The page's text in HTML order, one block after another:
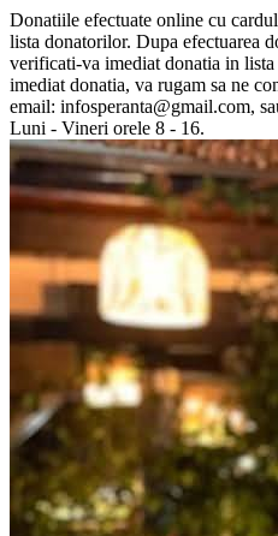
Donatiile efectuate online cu
lista donatorilor. Dupa efectuarea
verificati-va imediat donatia in
imediat donatia, va rugam sa ne
email: infosperanta@gmail.com,
Luni - Vineri orele 8 - 16.